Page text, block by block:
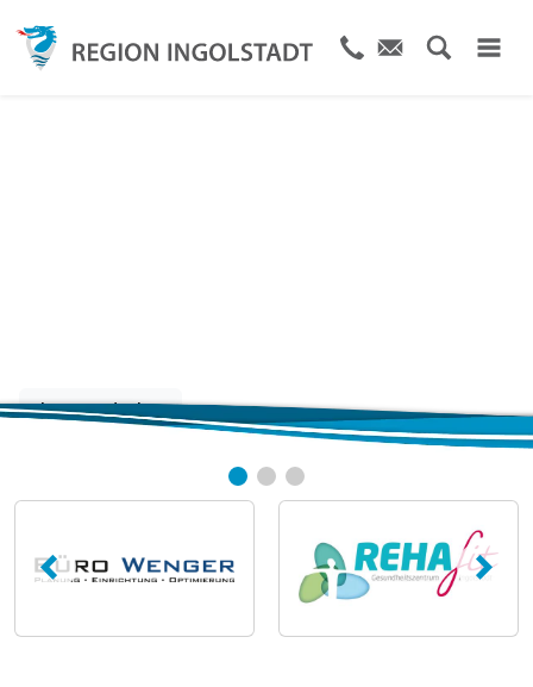
Jetzt entdecken